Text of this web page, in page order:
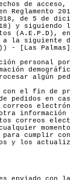
de
de 5 de
y siguiendo
(A.E.P.D),
siguiente
- [Las
personal
algún
con el fin de
pedidos en
correos
para cumplir
y los